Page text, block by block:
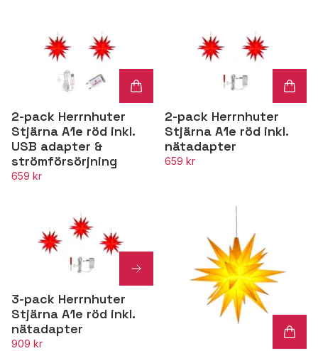
2-pack Herrnhuter
Stjärna A1e röd inkl.
USB adapter &
strömförsörjning
659 kr
2-pack Herrnhuter
Stjärna A1e röd inkl.
nätadapter
659 kr
3-pack Herrnhuter
Stjärna A1e röd inkl.
nätadapter
909 kr